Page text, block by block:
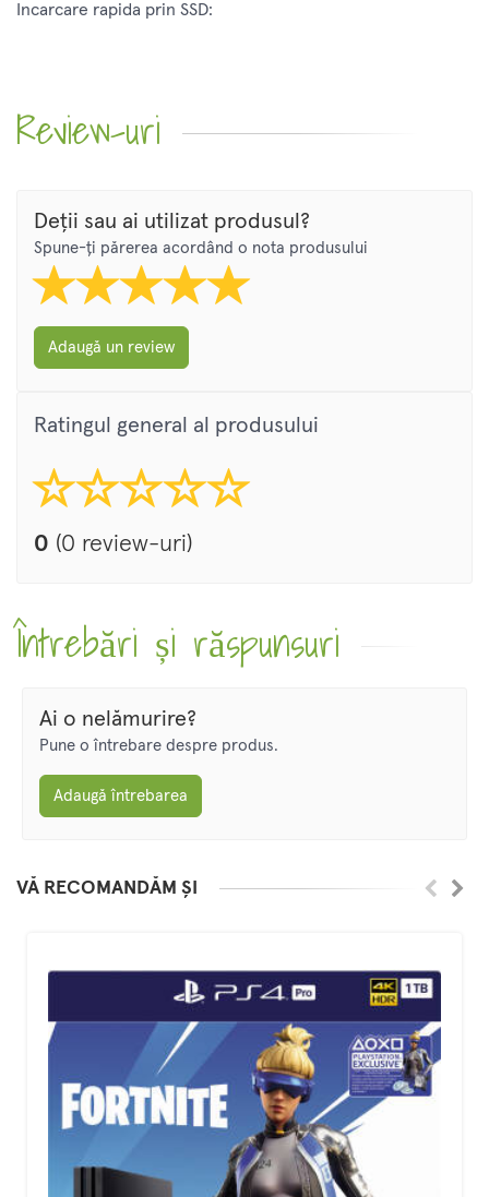
Incarcare rapida prin SSD:
Review-uri
Deții sau ai utilizat produsul?
Spune-ți părerea acordând o nota produsului
Adaugă un review
Ratingul general al produsului
0 (0 review-uri)
Întrebări și răspunsuri
Ai o nelămurire?
Pune o întrebare despre produs.
Adaugă întrebarea
VĂ RECOMANDĂM ȘI